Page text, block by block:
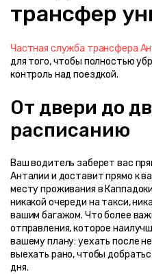
трансфер
Частная служба трансфера
для того, чтобы полностью
контроль над поездкой.
От двери до
расписанию
Ваш водитель заберет вас
Анталии и доставит прямо к
месту проживания в
никакой очереди на такси,
вашим багажом. Что более
отправления, которое
вашему плану: уехать после
выехать рано, чтобы
дня.